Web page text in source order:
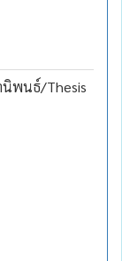
นิพนธ์/Thesis